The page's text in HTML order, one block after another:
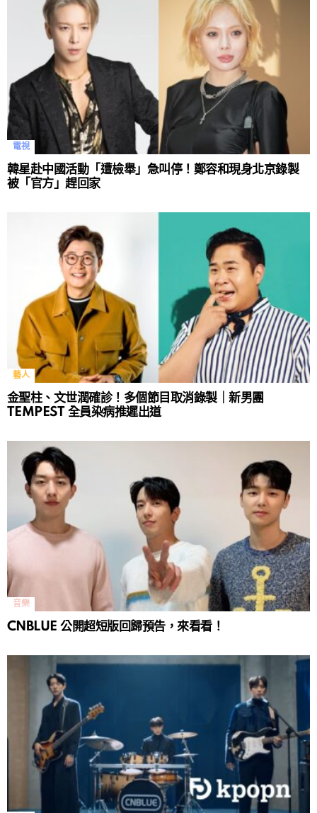
電視
韓星赴中國活動「遭檢舉」急叫停！鄭容和現身北京錄製
被「官方」趕回家
藝人
金聖柱、文世潤確診！多個節目取消錄製｜新男團
TEMPEST 全員染病推遲出道
音樂
CNBLUE 公開超短版回歸預告，來看看！